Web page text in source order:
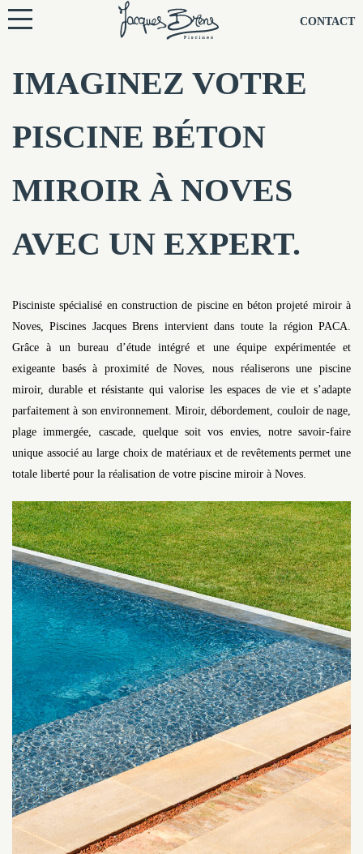
CONTACT
IMAGINEZ VOTRE
PISCINE BÉTON
MIROIR À NOVES
AVEC UN EXPERT.
Pisciniste spécialisé en construction de piscine en béton projeté miroir à
Noves, Piscines Jacques Brens intervient dans toute la région PACA.
Grâce à un bureau d’étude intégré et une équipe expérimentée et
exigeante basés à proximité de Noves, nous réaliserons une piscine
miroir, durable et résistante qui valorise les espaces de vie et s’adapte
parfaitement à son environnement. Miroir, débordement, couloir de nage,
plage immergée, cascade, quelque soit vos envies, notre savoir-faire
unique associé au large choix de matériaux et de revêtements permet une
totale liberté pour la réalisation de votre piscine miroir à Noves.
NOS PISCINES
NOTRE TECHNIQUE
NOS CONSEILS
NOS AGENCES